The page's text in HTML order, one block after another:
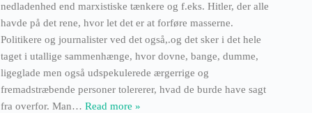
nedladenhed end marxistiske tænkere og f.eks. Hitler, der alle
havde på det rene, hvor let det er at forføre masserne.
Politikere og journalister ved det også,.og det sker i det hele
taget i utallige sammenhænge, hvor dovne, bange, dumme,
ligeglade men også udspekulerede ærgerrige og
fremadstræbende personer tolererer, hvad de burde have sagt
fra overfor. Man… Read more »